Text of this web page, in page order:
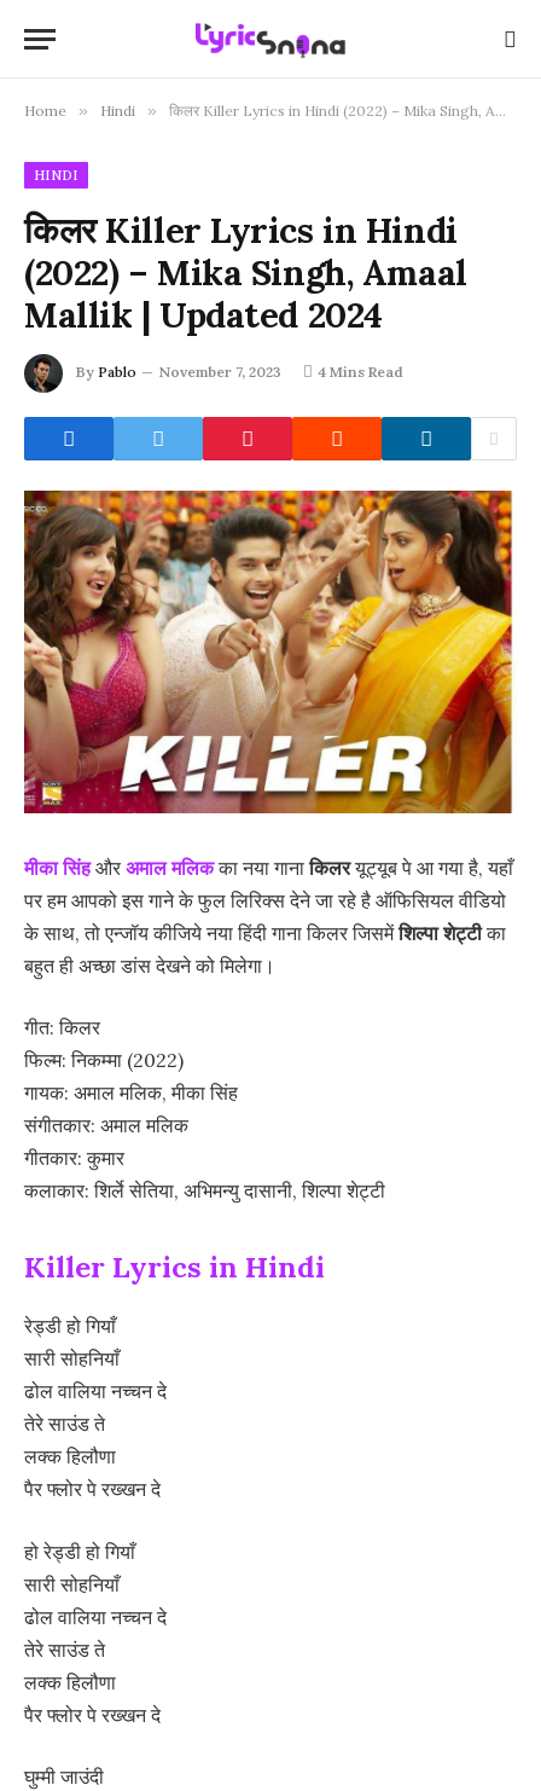
Home » Hindi » किलर Killer Lyrics in Hindi (2022) – Mika Singh, Amaal Mallik | Updated 2024
HINDI
किलर Killer Lyrics in Hindi
(2022) – Mika Singh, Amaal
Mallik | Updated 2024
By Pablo November 7, 2023 4 Mins Read
मीका सिंहऔर अमाल मलिकका नया गानाकिलरयूट्यूब पे आ गया है, यहाँ
पर हम आपको इस गाने के फुल लिरिक्स देने जा रहे है ऑफिसियल वीडियो
के साथ, तो एन्जॉय कीजिये नया हिंदी गाना किलर जिसमेंशिल्पा शेट्टीका
बहुत ही अच्छा डांस देखने को मिलेगा।
गीत: किलर
फिल्म: निकम्मा (2022)
गायक: अमाल मलिक, मीका सिंह
संगीतकार: अमाल मलिक
गीतकार: कुमार
कलाकार: शिर्ले सेतिया, अभिमन्यु दासानी, शिल्पा शेट्टी
Killer Lyrics in Hindi
रेड्डी हो गियाँ
सारी सोहनियाँ
ढोल वालिया नच्चन दे
तेरे साउंड ते
लक्क हिलौणा
पैर फ्लोर पे रख्खन दे
हो रेड्डी हो गियाँ
सारी सोहनियाँ
ढोल वालिया नच्चन दे
तेरे साउंड ते
लक्क हिलौणा
पैर फ्लोर पे रख्खन दे
घुम्मी जाउंदी